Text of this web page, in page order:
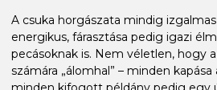
A csuka horgászata mindig
energikus, fárasztása pedig igazi
pecásoknak is. Nem véletlen, hogy
számára „álomhal” – minden